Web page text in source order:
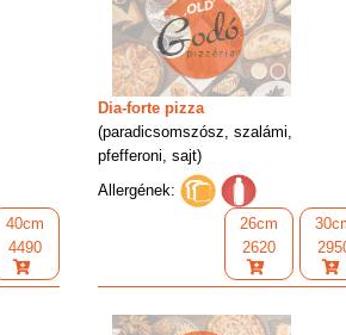
40cm
4490
Dia-forte pizza
(paradicsomszósz, szalámi,
pfefferoni, sajt)
Allergének:
26cm
2620